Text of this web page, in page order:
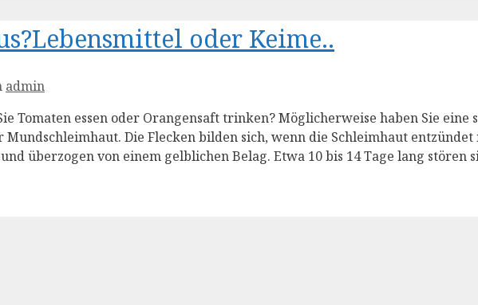
oder Keime..
admin
Tomaten essen oder Orangensaft trinken? Möglicherweise haben Sie eine
Die Flecken bilden sich, wenn die Schleimhaut entzündet
überzogen von einem gelblichen Belag. Etwa 10 bis 14 Tage lang stören